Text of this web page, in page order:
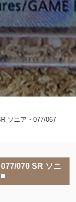
ソニア・077/067
070 SR ソニ